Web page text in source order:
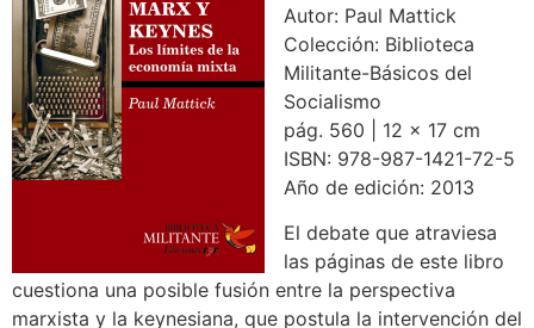
Autor: Paul Mattick
Colección: Biblioteca
Militante-Básicos del
Socialismo
pág. 560 | 12 x 17 cm
ISBN: 978-987-1421-72-5
Año de edición: 2013
El debate que atraviesa
las páginas de este libro
cuestiona una posible fusión entre la perspectiva
marxista y la keynesiana, que postula la intervención del